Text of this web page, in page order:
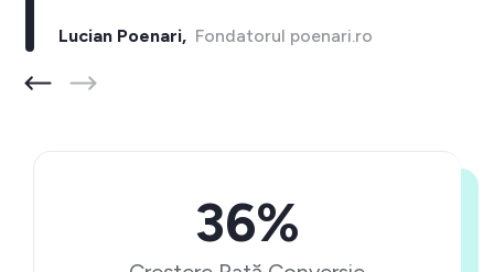
Lucian Poenari,Fondatorul poenari.ro
36%